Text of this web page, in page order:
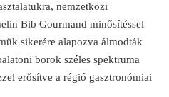
nemzetközi
Bib Gourmand minősítéssel
sikerére alapozva álmodták
borok széles spektruma
erősítve a régió gasztronómiai